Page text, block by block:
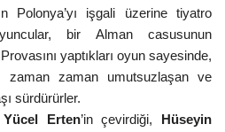
Polonya’yı işgali üzerine tiyatro
bir Alman casusunun
yaptıkları oyun sayesinde,
zaman zaman umutsuzlaşan ve
sürdürürler.
Yücel Erten’in çevirdiği,
Hüseyin